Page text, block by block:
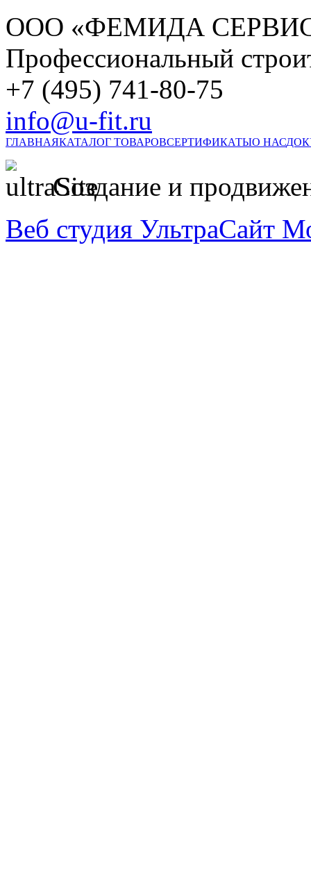
ООО «ФЕМИДА
Профессиональный
+7 (495) 741-80-75
info@u-fit.ru
ГЛАВНАЯКАТАЛОГ ТОВАРОВСЕРТИФИКАТЫО НАС
Создание и
Веб студия УльтраСайт